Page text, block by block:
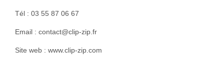
Tél : 03 55 87 06 67
Email : contact@clip-zip.fr
Site web : www.clip-zip.com